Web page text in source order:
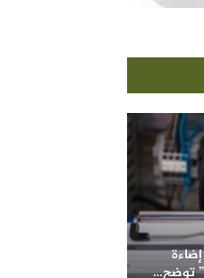
توضح…